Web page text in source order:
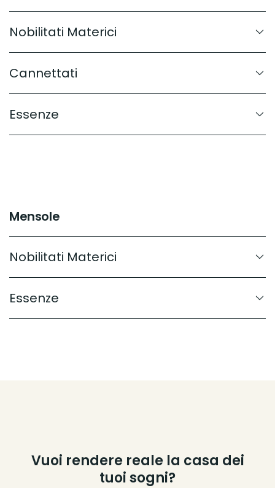
Nobilitati Materici
Cannettati
Essenze
Mensole
Nobilitati Materici
Essenze
Vuoi rendere reale la casa dei
tuoi sogni?